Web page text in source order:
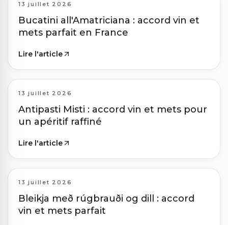
13 juillet 2026
Bucatini all'Amatriciana : accord vin et
mets parfait en France
Lire l'article
13 juillet 2026
Antipasti Misti : accord vin et mets pour
un apéritif raffiné
Lire l'article
13 juillet 2026
Bleikja með rúgbrauði og dill : accord
vin et mets parfait